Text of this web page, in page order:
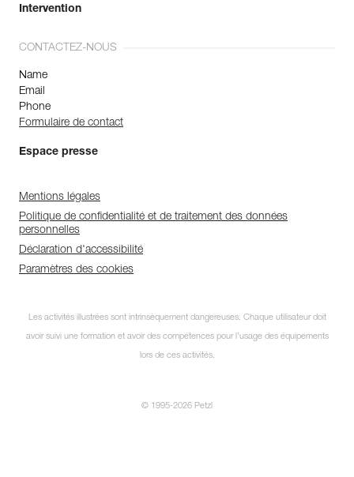
Intervention
CONTACTEZ-NOUS
Name
Email
Phone
Formulaire de contact
Espace presse
Mentions légales
Politique de confidentialité et de traitement des données
personnelles
Déclaration d'accessibilité
Paramètres des cookies
Les activités illustrées sont intrinsèquement dangereuses. Chaque utilisateur doit
avoir suivi une formation et avoir des compétences pour l’usage des équipements
lors de ces activités.
© 1995-2026 Petzl